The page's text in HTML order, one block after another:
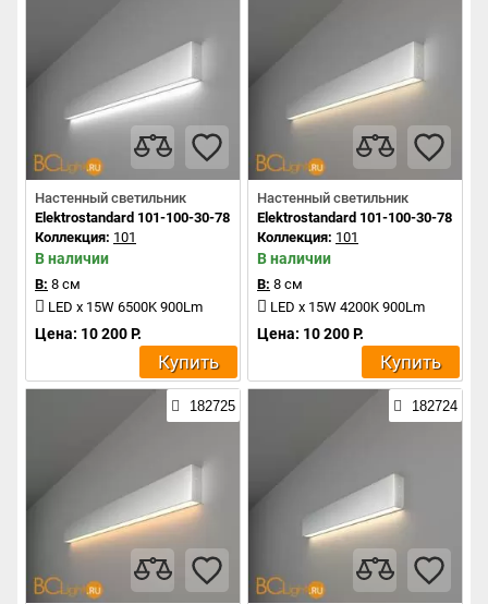
Настенный светильник
Elektrostandard 101-100-30-78 a041491
Коллекция: 101
В наличии
В: 8 см
LED x 15W 6500K 900Lm
Цена: 10 200 Р.
Купить
Настенный светильник
Elektrostandard 101-100-30-78
Коллекция: 101
В наличии
В: 8 см
LED x 15W 4200K 900Lm
Цена: 10 200 Р.
Купить
182725 182724